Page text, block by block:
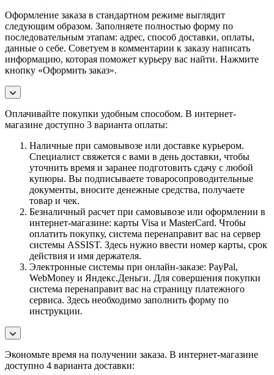
Оформление заказа в стандартном режиме выглядит
следующим образом. Заполняете полностью форму по
последовательным этапам: адрес, способ доставки, оплаты,
данные о себе. Советуем в комментарии к заказу написать
информацию, которая поможет курьеру вас найти. Нажмите
кнопку «Оформить заказ».
Оплачивайте покупки удобным способом. В интернет-
магазине доступно 3 варианта оплаты:
Наличные при самовывозе или доставке курьером.
Специалист свяжется с вами в день доставки, чтобы
уточнить время и заранее подготовить сдачу с любой
купюры. Вы подписываете товаросопроводительные
документы, вносите денежные средства, получаете
товар и чек.
Безналичный расчет при самовывозе или оформлении в
интернет-магазине: карты Visa и MasterCard. Чтобы
оплатить покупку, система перенаправит вас на сервер
системы ASSIST. Здесь нужно ввести номер карты, срок
действия и имя держателя.
Электронные системы при онлайн-заказе: PayPal,
WebMoney и Яндекс.Деньги. Для совершения покупки
система перенаправит вас на страницу платежного
сервиса. Здесь необходимо заполнить форму по
инструкции.
Экономьте время на получении заказа. В интернет-магазине
доступно 4 варианта доставки: